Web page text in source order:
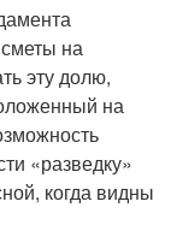
на
эту долю,
на
«разведку»
когда видны